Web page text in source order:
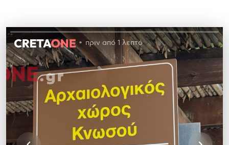
πριν από 1 λεπτό